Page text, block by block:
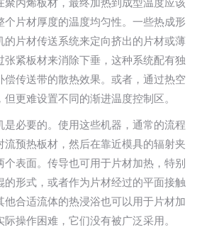
聚丙烯板材，最终加热到成型温度应该
个片材厚度的温度均匀性。一些热成形
的片材传送系统来定向挤出的片材或薄
张紧板材来消除下垂，这种系统配有独
偿传送带的散热效果。或者，通过热空
更难设置不同的渐进温度控制区。
是必要的。使用这些机器，通常的流程
流预热板材，然后在靠近模具的辐射夹
个表面。传导也可用于片材加热，特别
的形式，或者作为片材经过的平面接触
他合适流体的热浸浴也可以用于片材加
操作困难，它们没有被广泛采用。